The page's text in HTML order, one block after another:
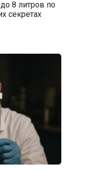
8 литров по
секретах